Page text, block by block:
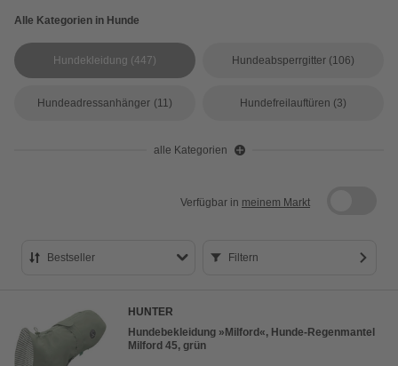
Alle Kategorien in Hunde
Hundekleidung (447) Hundeabsperrgitter (106)
Hundeadressanhänger (11) Hundefreilauftüren (3)
alle Kategorien
Verfügbar in meinem Markt
Bestseller
Preis aufsteigend
Preis absteigend
Filtern
HUNTER
Hundebekleidung »Milford«, Hunde-Regenmantel
Milford 45, grün